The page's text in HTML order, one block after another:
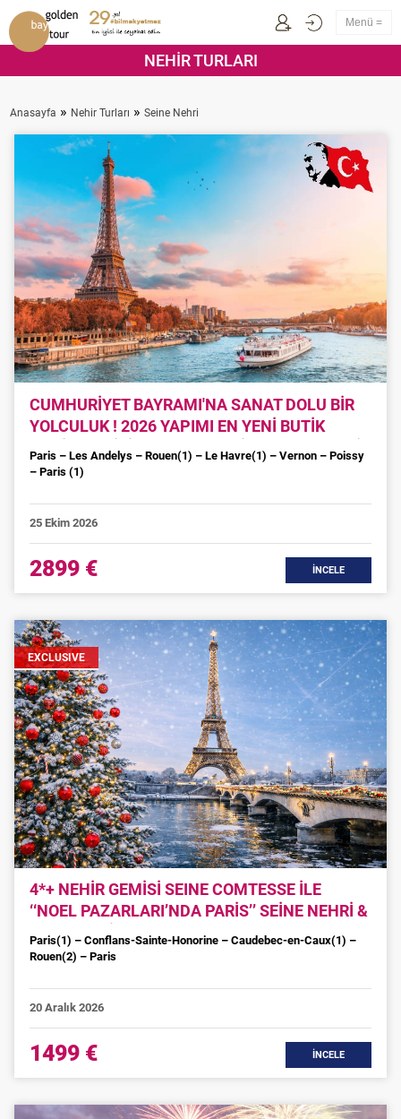
Menü =
NEHİR TURLARI
Anasayfa » Nehir Turları »Seine Nehri
CUMHURİYET BAYRAMI'NA SANAT DOLU BİR
YOLCULUK ! 2026 YAPIMI EN YENİ BUTİK
NEHİR GEMİSİ VIVA BEYOND İLE SEINE NEHRİ,
PARİS & NORMANDİYA KIYILARI
Paris – Les Andelys – Rouen(1) – Le Havre(1) – Vernon – Poissy
– Paris (1)
25 Ekim 2026
2899 € İNCELE
EXCLUSIVE
4*+ NEHİR GEMİSİ SEINE COMTESSE İLE
‘‘NOEL PAZARLARI’NDA PARİS’’ SEİNE NEHRİ &
NORMANDİYA KIYILARI
Paris(1) – Conflans-Sainte-Honorine – Caudebec-en-Caux(1) –
Rouen(2) – Paris
20 Aralık 2026
1499 € İNCELE